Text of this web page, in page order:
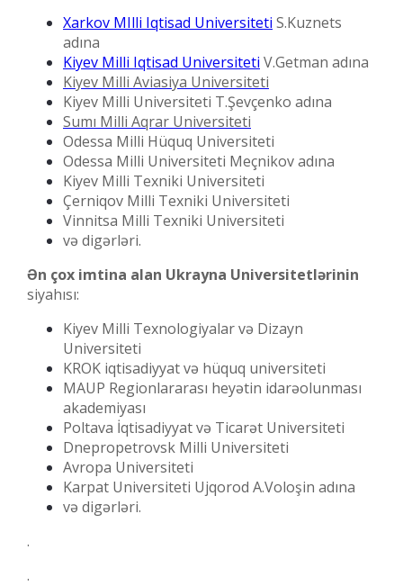
Xarkov MIlli Iqtisad Universiteti S.Kuznets
adına
Kiyev Milli Iqtisad Universiteti V.Getman adına
Kiyev Milli Aviasiya Universiteti
Kiyev Milli Universiteti T.Şevçenko adına
Sumı Milli Aqrar Universiteti
Odessa Milli Hüquq Universiteti
Odessa Milli Universiteti Meçnikov adına
Kiyev Milli Texniki Universiteti
Çerniqov Milli Texniki Universiteti
Vinnitsa Milli Texniki Universiteti
və digərləri.
Ən çox imtina alan Ukrayna Universitetlərinin
siyahısı:
Kiyev Milli Texnologiyalar və Dizayn
Universiteti
KROK iqtisadiyyat və hüquq universiteti
MAUP Regionlararası heyətin idarəolunması
akademiyası
Poltava İqtisadiyyat və Ticarət Universiteti
Dnepropetrovsk Milli Universiteti
Avropa Universiteti
Karpat Universiteti Ujqorod A.Voloşin adına
və digərləri.
.
.